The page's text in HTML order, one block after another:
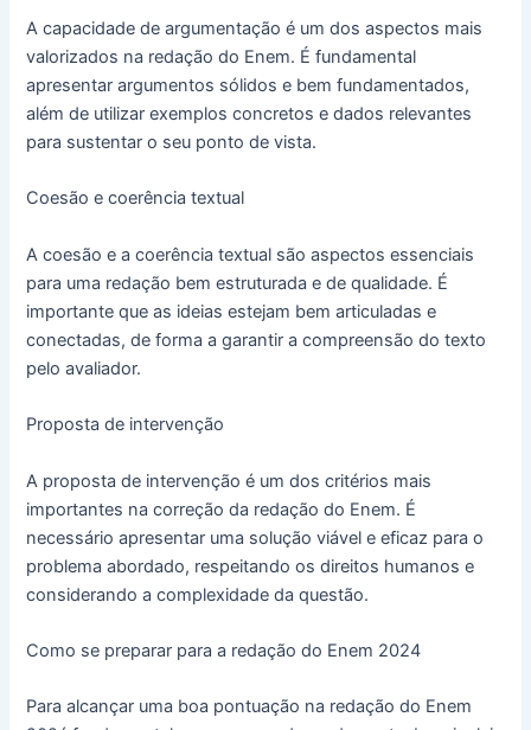
A capacidade de argumentação é um dos aspectos mais
valorizados na redação do Enem. É fundamental
apresentar argumentos sólidos e bem fundamentados,
além de utilizar exemplos concretos e dados relevantes
para sustentar o seu ponto de vista.
Coesão e coerência textual
A coesão e a coerência textual são aspectos essenciais
para uma redação bem estruturada e de qualidade. É
importante que as ideias estejam bem articuladas e
conectadas, de forma a garantir a compreensão do texto
pelo avaliador.
Proposta de intervenção
A proposta de intervenção é um dos critérios mais
importantes na correção da redação do Enem. É
necessário apresentar uma solução viável e eficaz para o
problema abordado, respeitando os direitos humanos e
considerando a complexidade da questão.
Como se preparar para a redação do Enem 2024
Para alcançar uma boa pontuação na redação do Enem